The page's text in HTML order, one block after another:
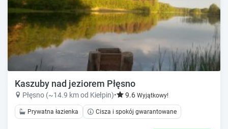
Kaszuby nad jeziorem Płęsno
Płęsno (~14.9 km od Kiełpin)• 9.6 Wyjątkowy!
Prywatna łazienka Cisza i spokój gwarantowane